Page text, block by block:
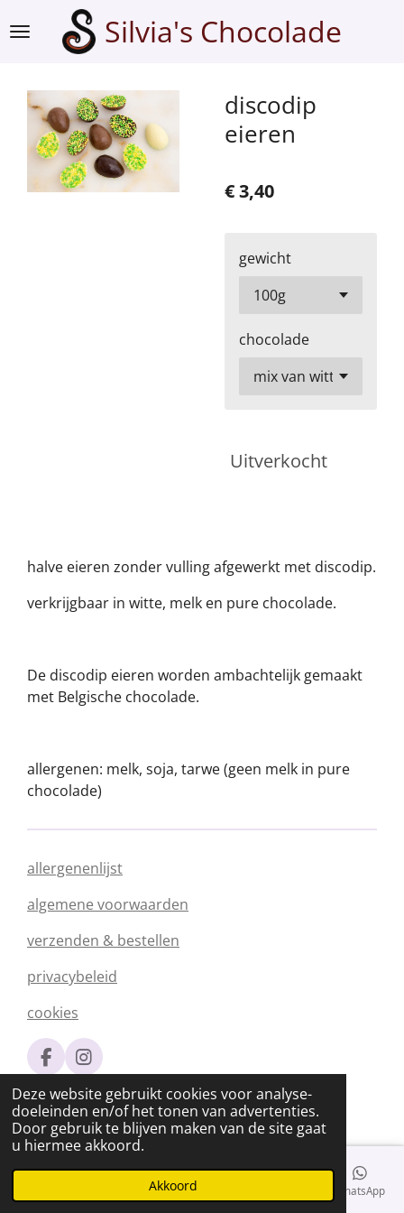
Deze website gebruikt cookies voor analyse-
doeleinden en/of het tonen van advertenties.
Door gebruik te blijven maken van de site gaat
u hiermee akkoord.
Akkoord
direct
hoofdinhoud
Silvia's Chocolade
discodip
eieren
€ 3,40
gewicht
chocolade
Uitverkocht
halve eieren zonder vulling afgewerkt met discodip.
verkrijgbaar in witte, melk en pure chocolade.
De discodip eieren worden ambachtelijk gemaakt
met Belgische chocolade.
allergenen: melk, soja, tarwe (geen melk in pure
chocolade)
allergenenlijst
algemene voorwaarden
verzenden & bestellen
privacybeleid
cookies
F
a
c
e
b
o
o
I
n
s
t
a
g
r
m
© 2020 - 2026 Silvia's Chocolade
Powered byJouwWeb
Telefoonnummer WhatsApp